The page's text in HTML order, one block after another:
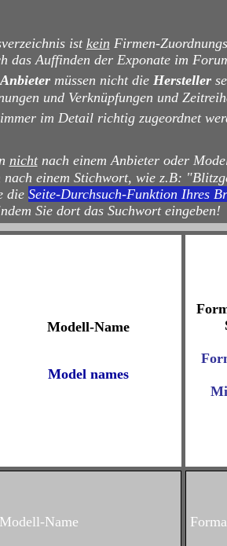
istkein Firmen-
das Auffinden der Exponate im
Anbieter müssen nicht die Hersteller
und Verknüpfungen und
im Detail richtig zugeordnet
nichtnach einem Anbieter oder
nach einem Stichwort, wie z.B:
die Seite-Durchsuch-Funktion Ihres
Sie dort das Suchwort eingeben!
Modell-Name
Model names
Modell-Name